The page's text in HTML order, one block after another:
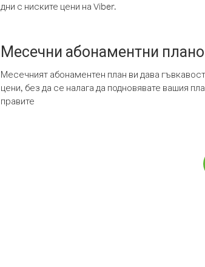
дни с ниските цени на Viber.
Месечни абонаментни
Месечният абонаментен план ви дава
цени, без да се налага да подновявате вашия
правите